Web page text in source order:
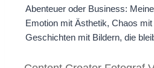
Abenteuer oder Business:
Emotion mit Ästhetik, Chaos
Geschichten mit Bildern, die